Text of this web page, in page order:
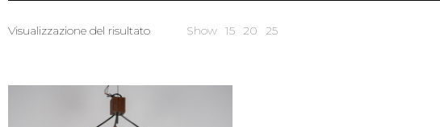
Visualizzazione del risultato Show 15 20 25